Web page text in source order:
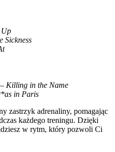
Up
Sickness
Killing in the Name
in Paris
zastrzyk adrenaliny, pomagając
każdego treningu. Dzięki
w rytm, który pozwoli Ci